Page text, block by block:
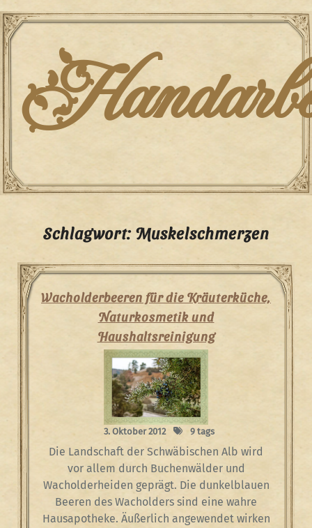
Skip
to
content
Schlagwort: Muskelschmerzen
Wacholderbeeren für die Kräuterküche,
Naturkosmetik und
Haushaltsreinigung
3. Oktober 2012 9 tags
Die Landschaft der Schwäbischen Alb wird
vor allem durch Buchenwälder und
Wacholderheiden geprägt. Die dunkelblauen
Beeren des Wacholders sind eine wahre
Hausapotheke. Äußerlich angewendet wirken